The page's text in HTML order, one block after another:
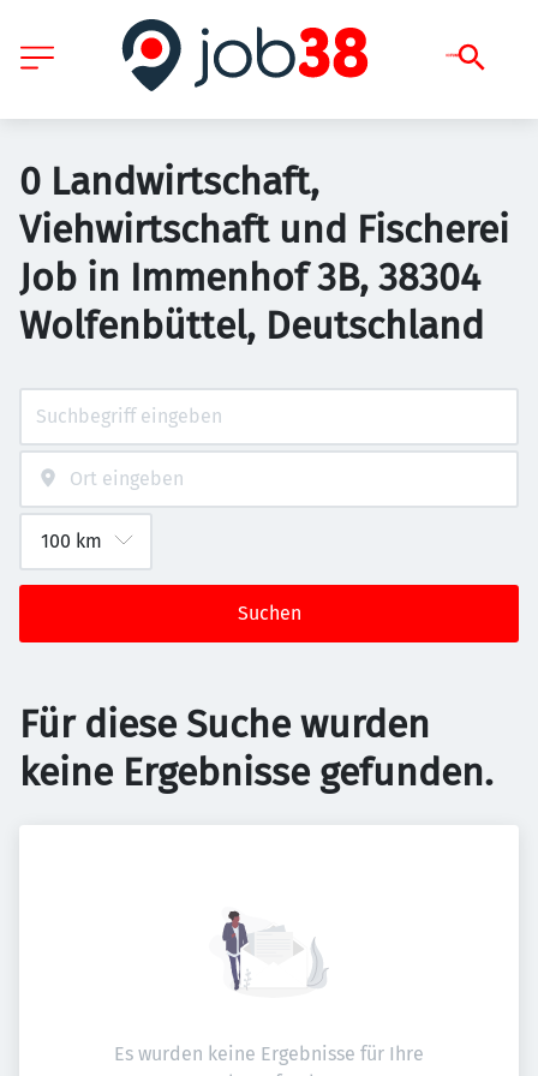
0 Landwirtschaft,
Viehwirtschaft und Fischerei
Job in Immenhof 3B, 38304
Wolfenbüttel, Deutschland
Suchen
Für diese Suche wurden
keine Ergebnisse gefunden.
Es wurden keine Ergebnisse für Ihre